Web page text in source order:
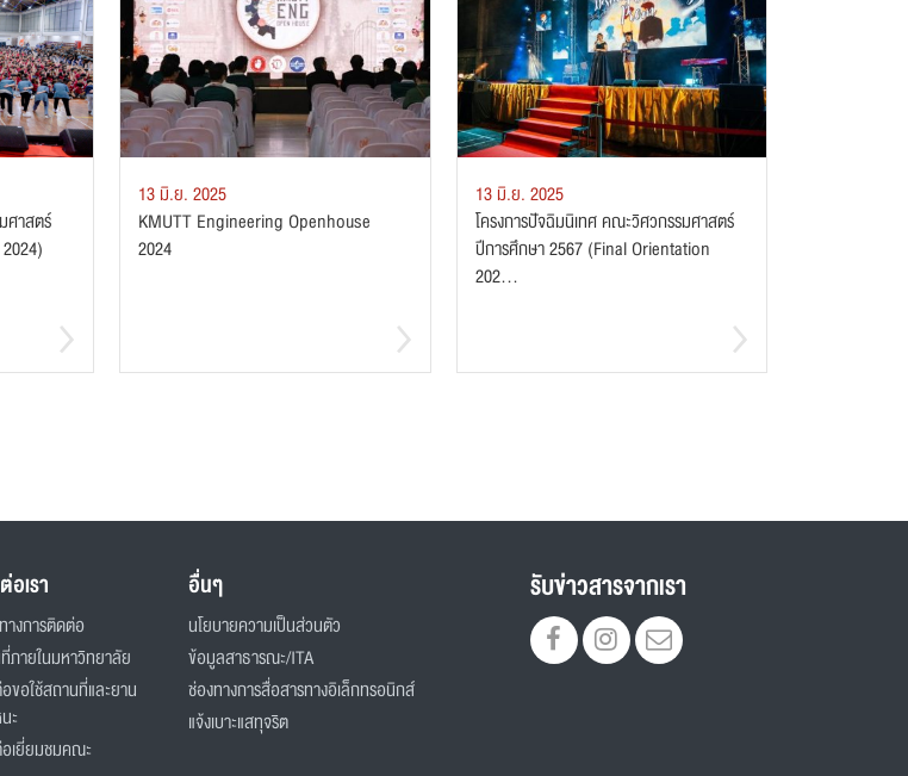
ศาสตร์
13 มิ.ย. 2025
KMUTT Engineering Openhouse
2024
13 มิ.ย. 2025
โครงการปัจฉิมนิเทศ คณะวิศวกรรมศาสตร์
ปีการศึกษา 2567 (Final Orientation
202...
เรา
างการติดต่อ
ภายในมหาวิทยาลัย
ขอใช้สถานที่และยาน
ะ
เยี่ยมชมคณะ
อื่นๆ
นโยบายความเป็นส่วนตัว
ข้อมูลสาธารณะ/ITA
ช่องทางการสื่อสารทางอิเล็กทรอนิกส์
แจ้งเบาะแสทุจริต
รับข่าวสารจากเรา